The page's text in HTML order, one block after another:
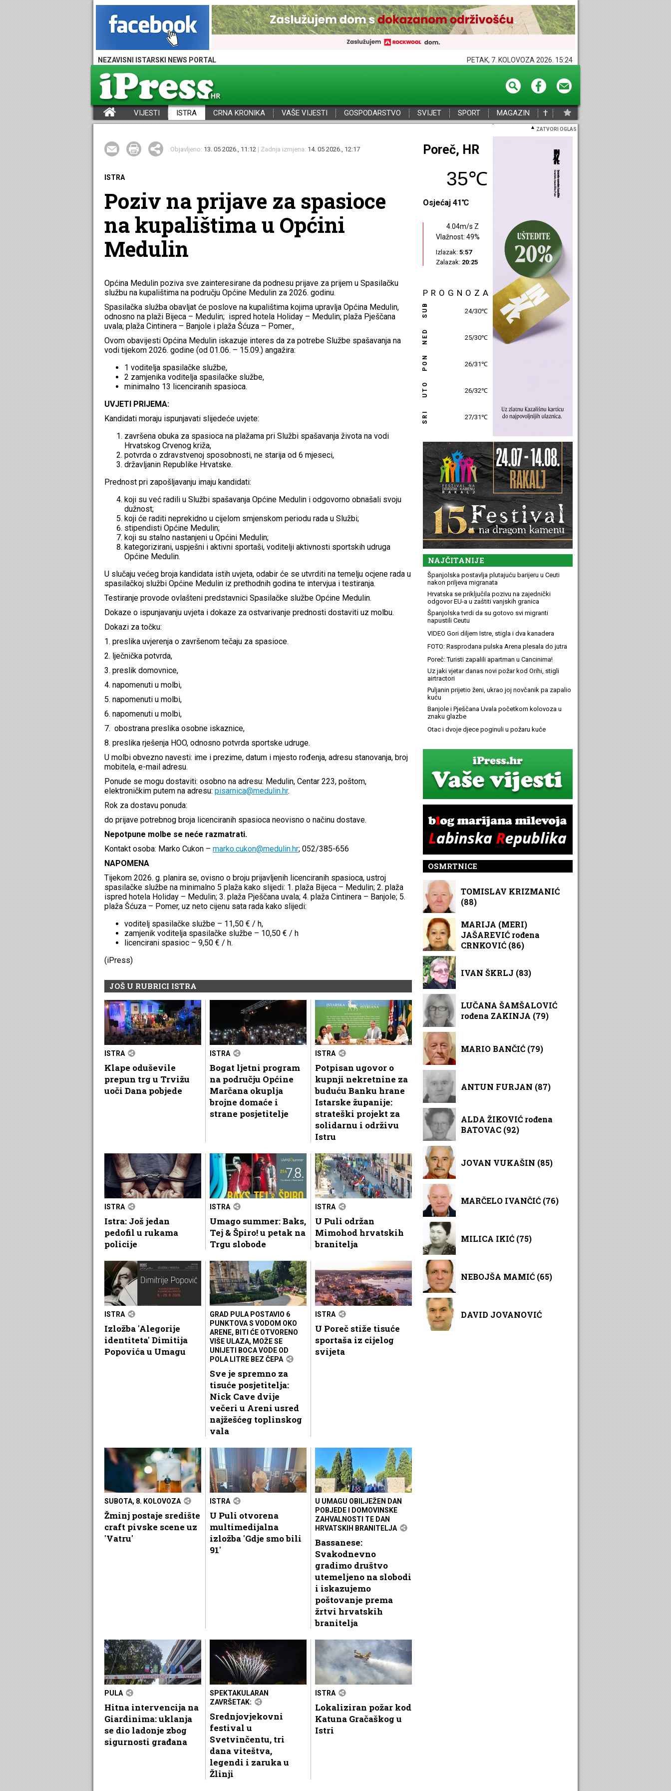
NEZAVISNI ISTARSKI NEWS PORTAL PETAK, 7. KOLOVOZA 2026. 15:24
VIJESTI ISTRA CRNA KRONIKA VAŠE VIJESTI GOSPODARSTVO SVIJET SPORT MAGAZIN †
ZATVORI OGLAS
Objavljeno: 13. 05 2026., 11:12 | Zadnja izmjena: 14. 05 2026., 12:17
ISTRA
Poziv na prijave za spasioce
na kupalištima u Općini
Medulin
Općina Medulin poziva sve zainteresirane da podnesu prijave za prijem u Spasilačku
službu na kupalištima na području Općine Medulin za 2026. godinu.
Spasilačka služba obavljat će poslove na kupalištima kojima upravlja Općina Medulin,
odnosno na plaži Bijeca – Medulin; ispred hotela Holiday – Medulin; plaža Pješčana
uvala; plaža Cintinera – Banjole i plaža Šćuza – Pomer.,
Ovom obavijesti Općina Medulin iskazuje interes da za potrebe Službe spašavanja na
vodi tijekom 2026. godine (od 01.06. – 15.09.) angažira:
1 voditelja spasilačke službe,
2 zamjenika voditelja spasilačke službe,
minimalno 13 licenciranih spasioca.
UVJETI PRIJEMA:
Kandidati moraju ispunjavati slijedeće uvjete:
završena obuka za spasioca na plažama pri Službi spašavanja života na vodi
Hrvatskog Crvenog križa,
potvrda o zdravstvenoj sposobnosti, ne starija od 6 mjeseci,
državljanin Republike Hrvatske.
Prednost pri zapošljavanju imaju kandidati:
koji su već radili u Službi spašavanja Općine Medulin i odgovorno obnašali svoju
dužnost;
koji će raditi neprekidno u cijelom smjenskom periodu rada u Službi;
stipendisti Općine Medulin;
koji su stalno nastanjeni u Općini Medulin;
kategorizirani, uspješni i aktivni sportaši, voditelji aktivnosti sportskih udruga
Općine Medulin.
U slučaju većeg broja kandidata istih uvjeta, odabir će se utvrditi na temelju ocjene rada u
spasilačkoj službi Općine Medulin iz prethodnih godina te intervjua i testiranja.
Testiranje provode ovlašteni predstavnici Spasilačke službe Općine Medulin.
Dokaze o ispunjavanju uvjeta i dokaze za ostvarivanje prednosti dostaviti uz molbu.
Dokazi za točku:
1. preslika uvjerenja o završenom tečaju za spasioce.
2. lječnička potvrda,
3. preslik domovnice,
4. napomenuti u molbi,
5. napomenuti u molbi,
6. napomenuti u molbi,
7. obostrana preslika osobne iskaznice,
8. preslika rješenja HOO, odnosno potvrda sportske udruge.
U molbi obvezno navesti: ime i prezime, datum i mjesto rođenja, adresu stanovanja, broj
mobitela, e-mail adresu.
Ponude se mogu dostaviti: osobno na adresu: Medulin, Centar 223, poštom,
elektroničkim putem na adresu: pisarnica@medulin.hr.
Rok za dostavu ponuda:
do prijave potrebnog broja licenciranih spasioca neovisno o načinu dostave.
Nepotpune molbe se neće razmatrati.
Kontakt osoba: Marko Cukon – marko.cukon@medulin.hr; 052/385-656
NAPOMENA
Tijekom 2026. g. planira se, ovisno o broju prijavljenih licenciranih spasioca, ustroj
spasilačke službe na minimalno 5 plaža kako slijedi: 1. plaža Bijeca – Medulin; 2. plaža
ispred hotela Holiday – Medulin; 3. plaža Pješčana uvala; 4. plaža Cintinera – Banjole; 5.
plaža Šćuza – Pomer, uz neto cijenu sata rada kako slijedi:
voditelj spasilačke službe – 11,50 € / h,
zamjenik voditelja spasilačke službe – 10,50 € / h
licencirani spasioc – 9,50 € / h.
(iPress)
JOŠ U RUBRICI ISTRA
ISTRA
Klape oduševile
prepun trg u Trvižu
uoči Dana pobjede
ISTRA
Bogat ljetni program
na području Općine
Marčana okuplja
brojne domaće i
strane posjetitelje
ISTRA
Potpisan ugovor o
kupnji nekretnine za
buduću Banku hrane
Istarske županije:
strateški projekt za
solidarnu i održivu
Istru
ISTRA
Istra: Još jedan
pedofil u rukama
policije
ISTRA
Umago summer: Baks,
Tej & Špiro! u petak na
Trgu slobode
ISTRA
U Puli održan
Mimohod hrvatskih
branitelja
ISTRA
Izložba 'Alegorije
identiteta' Dimitija
Popovića u Umagu
GRAD PULA POSTAVIO 6
PUNKTOVA S VODOM OKO
ARENE, BITI ĆE OTVORENO
VIŠE ULAZA, MOŽE SE
UNIJETI BOCA VODE OD
POLA LITRE BEZ ČEPA
Sve je spremno za
tisuće posjetitelja:
Nick Cave dvije
večeri u Areni usred
najžešćeg toplinskog
vala
ISTRA
U Poreč stiže tisuće
sportaša iz cijelog
svijeta
SUBOTA, 8. KOLOVOZA
Žminj postaje središte
craft pivske scene uz
'Vatru'
ISTRA
U Puli otvorena
multimedijalna
izložba 'Gdje smo bili
91'
U UMAGU OBILJEŽEN DAN
POBJEDE I DOMOVINSKE
ZAHVALNOSTI TE DAN
HRVATSKIH BRANITELJA
Bassanese:
Svakodnevno
gradimo društvo
utemeljeno na slobodi
i iskazujemo
poštovanje prema
žrtvi hrvatskih
branitelja
PULA
Hitna intervencija na
Giardinima: uklanja
se dio ladonje zbog
sigurnosti građana
SPEKTAKULARAN
ZAVRŠETAK:
Srednjovjekovni
festival u
Svetvinčentu, tri
dana viteštva,
legendi i zaruka u
Žlinji
ISTRA
Lokaliziran požar kod
Katuna Gračaškog u
Istri
Poreč, HR
35℃
Osjećaj 41℃
4.04m/s Z
Vlažnost: 49%
Izlazak: 5:57
Zalazak: 20:25
PROGNOZA
SUB 24/30℃
NED 25/30℃
PON 26/31℃
UTO 26/32℃
SRI 27/31℃
NAJČITANIJE
Španjolska postavlja plutajuću barijeru u Ceuti
nakon priljeva migranata
Hrvatska se priključila pozivu na zajednički
odgovor EU-a u zaštiti vanjskih granica
Španjolska tvrdi da su gotovo svi migranti
napustili Ceutu
VIDEO Gori diljem Istre, stigla i dva kanadera
FOTO: Rasprodana pulska Arena plesala do jutra
Poreč: Turisti zapalili apartman u Cancinima!
Uz jaki vjetar danas novi požar kod Orihi, stigli
airtractori
Puljanin prijetio ženi, ukrao joj novčanik pa zapalio
kuću
Banjole i Pješčana Uvala početkom kolovoza u
znaku glazbe
Otac i dvoje djece poginuli u požaru kuće
OSMRTNICE
TOMISLAV KRIZMANIĆ
(88)
MARIJA (MERI)
JAŠAREVIĆ rođena
CRNKOVIĆ (86)
IVAN ŠKRLJ (83)
LUČANA ŠAMŠALOVIĆ
rođena ZAKINJA (79)
MARIO BANČIĆ (79)
ANTUN FURJAN (87)
ALDA ŽIKOVIĆ rođena
BATOVAC (92)
JOVAN VUKAŠIN (85)
MARČELO IVANČIĆ (76)
MILICA IKIĆ (75)
NEBOJŠA MAMIĆ (65)
DAVID JOVANOVIĆ